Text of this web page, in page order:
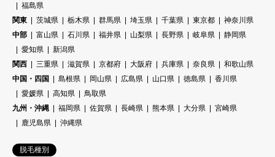
福島県
関東
茨城県 栃木県 群馬県 埼玉県 千葉県 東京都
神奈川県
中部
富山県 石川県 福井県 山梨県 長野県 岐阜県
静岡県
愛知県
新潟県
関西
三重県 滋賀県 京都府 大阪府 兵庫県 奈良県
和歌山県
中国・四国
島根県 岡山県 広島県 山口県 徳島県
香川県
愛媛県
高知県
鳥取県
九州・沖縄
福岡県 佐賀県 長崎県 熊本県 大分県
宮崎県
鹿児島県
沖縄県
脱毛種別